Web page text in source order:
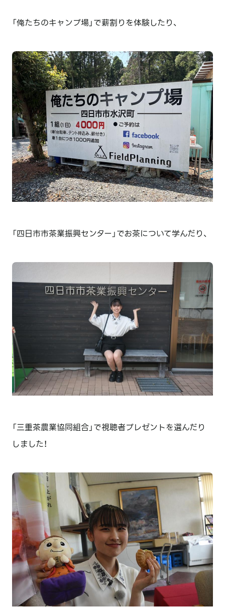
「俺たちのキャンプ場」で薪割りを体験したり、
「四日市市茶業振興センター」でお茶について学んだり、
「三重茶農業協同組合」で視聴者プレゼントを選んだり
しました！